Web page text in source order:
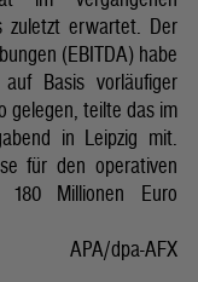
zuletzt erwartet. Der
(EBITDA) habe
Basis vorläufiger
gelegen, teilte das im
in Leipzig mit.
für den operativen
Millionen Euro
APA/dpa-AFX